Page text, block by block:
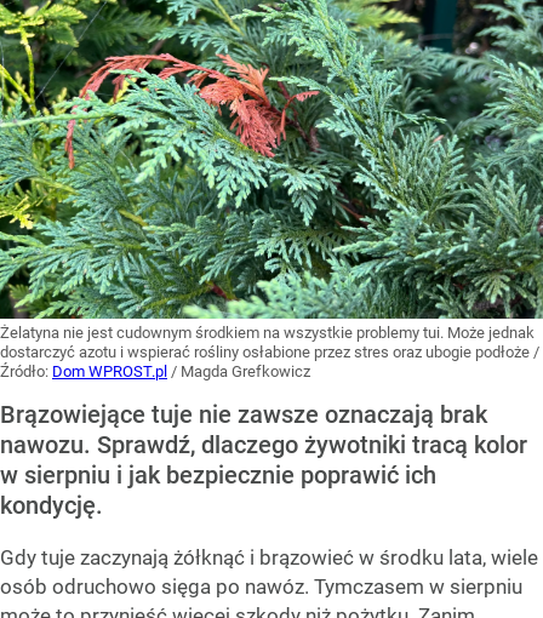
Żelatyna nie jest cudownym środkiem na wszystkie problemy tui. Może jednak
dostarczyć azotu i wspierać rośliny osłabione przez stres oraz ubogie podłoże /
Źródło: Dom WPROST.pl / Magda Grefkowicz
Brązowiejące tuje nie zawsze oznaczają brak
nawozu. Sprawdź, dlaczego żywotniki tracą kolor
w sierpniu i jak bezpiecznie poprawić ich
kondycję.
Gdy tuje zaczynają żółknąć i brązowieć w środku lata, wiele
osób odruchowo sięga po nawóz. Tymczasem w sierpniu